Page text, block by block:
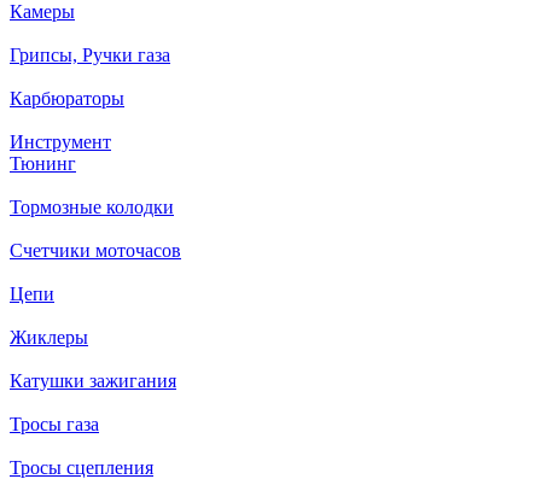
Камеры
Грипсы, Ручки газа
Карбюраторы
Инструмент
Тюнинг
Тормозные колодки
Счетчики моточасов
Цепи
Жиклеры
Катушки зажигания
Тросы газа
Тросы сцепления